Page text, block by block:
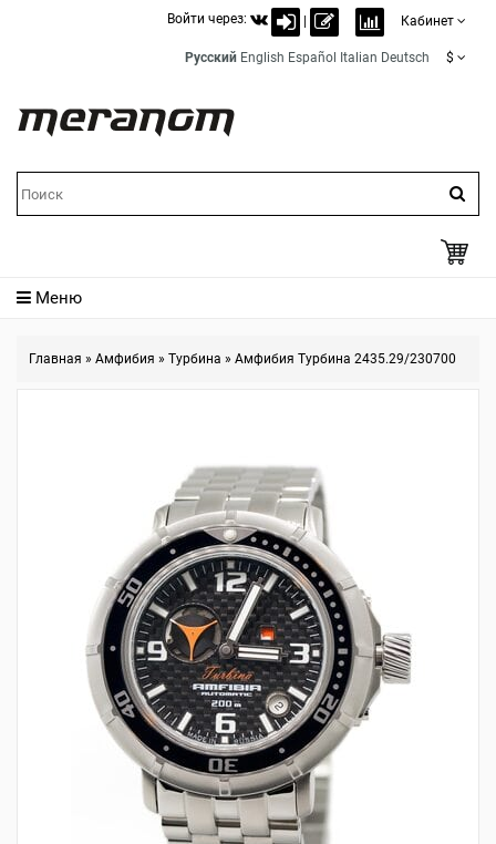
Войти через: Кабинет
Русский English Español Italian Deutsch $
Меню
Главная » Амфибия » Турбина » Амфибия Турбина 2435.29/230700